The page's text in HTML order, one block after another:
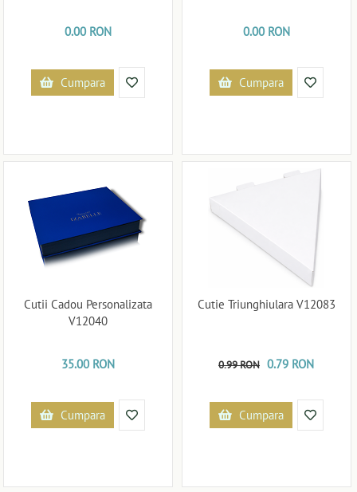
0.00 RON
Cumpara
0.00 RON
Cumpara
Cutii Cadou Personalizata
V12040
35.00 RON
Cumpara
Cutie Triunghiulara V12083
0.99 RON 0.79 RON
Cumpara